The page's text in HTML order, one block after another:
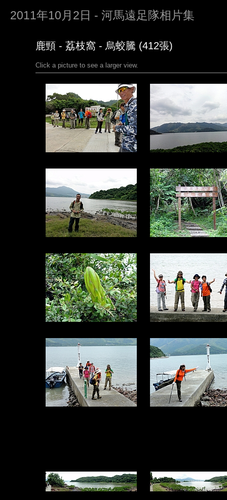
2011年10月2日 - 河馬遠足隊相片集
鹿頸 - 荔枝窩 - 烏蛟騰 (412張)
Click a picture to see a larger view.